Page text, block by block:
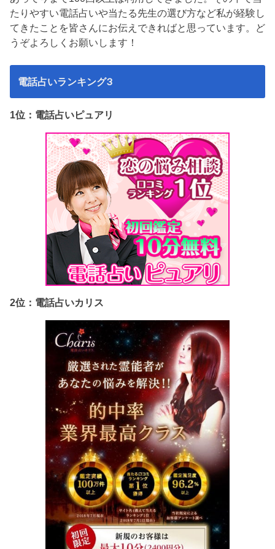
たりやすい電話占いや当たる先生の選び方など私が経験し
てきたことを皆さんにお伝えできればと思っています。ど
うぞよろしくお願いします！
電話占いランキング3
1位：電話占いピュアリ
2位：電話占いカリス